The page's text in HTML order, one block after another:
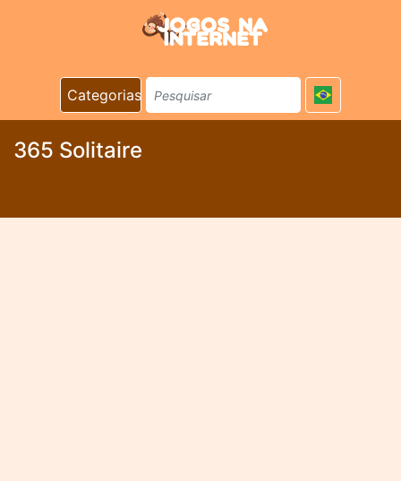
Categorias
365 Solitaire